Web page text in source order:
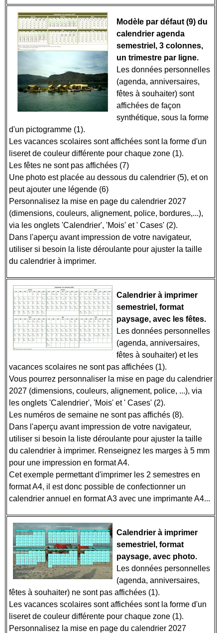
Modèle par défaut (9) du
calendrier agenda
semestriel, 3 colonnes,
un trimestre par ligne.
Les données personnelles
(agenda, anniversaires,
fêtes à souhaiter) sont
affichées de façon
synthétique, sous la forme
d'un pictogramme (1).
Les vacances scolaires sont affichées sont la forme d'un
liseret de couleur différente pour chaque zone (1).
Les fêtes ne sont pas affichées (7)
Une photo est placée au dessous du calendrier (5), et on
peut ajouter une légende (6)
Personnalisez la mise en page du calendrier 2027
(dimensions, couleurs, alignement, police, bordures,...),
via les onglets 'Calendrier', 'Mois' et ' Cases' (2).
Dans l'aperçu avant impression de votre navigateur,
utiliser si besoin la liste déroulante pour ajuster la taille
du calendrier à imprimer.
Calendrier à imprimer
semestriel, format
paysage, avec les fêtes.
Les données personnelles
(agenda, anniversaires,
fêtes à souhaiter) et les
vacances scolaires ne sont pas affichées (1).
Vous pourrez personnaliser la mise en page du calendrier
2027 (dimensions, couleurs, alignement, police, ...), via
les onglets 'Calendrier', 'Mois' et ' Cases' (2).
Les numéros de semaine ne sont pas affichés (8).
Dans l'aperçu avant impression de votre navigateur,
utiliser si besoin la liste déroulante pour ajuster la taille
du calendrier à imprimer. Renseignez les marges à 5 mm
pour une impression en format A4.
Cet exemple permettant d'imprimer les 2 semestres en
format A4, il est donc possible de confectionner un
calendrier annuel en format A3 avec une imprimante A4...
Calendrier à imprimer
semestriel, format
paysage, avec photo.
Les données personnelles
(agenda, anniversaires,
fêtes à souhaiter) ne sont pas affichées (1).
Les vacances scolaires sont affichées sont la forme d'un
liseret de couleur différente pour chaque zone (1).
Personnalisez la mise en page du calendrier 2027